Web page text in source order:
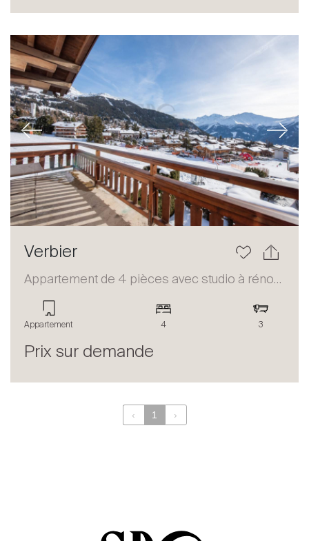
International
Vendre
Contacter
Le blog
Previous Next
Verbier
Appartement de 4 pièces avec studio à rénover
Appartement 4 3
Prix sur demande
‹ 1 ›